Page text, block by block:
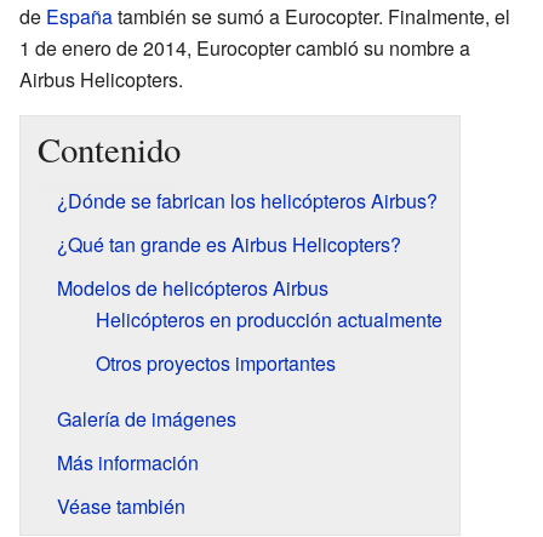
de Españatambién se sumó a Eurocopter. Finalmente, el
1 de enero de 2014, Eurocopter cambió su nombre a
Airbus Helicopters.
Contenido
¿Dónde se fabrican los helicópteros Airbus?
¿Qué tan grande es Airbus Helicopters?
Modelos de helicópteros Airbus
Helicópteros en producción actualmente
Otros proyectos importantes
Galería de imágenes
Más información
Véase también